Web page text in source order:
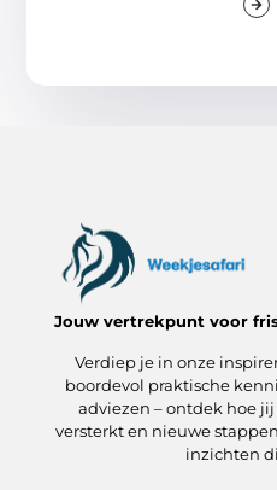
Jouw vertrekpunt voor
Verdiep je in onze
boordevol praktische
adviezen – ontdek hoe
versterkt en nieuwe
inzichten